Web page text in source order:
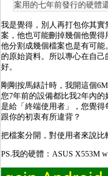
案用的七年前發行的硬體
我是覺得，別人再打包你其
案，他也可能刪掉幾個他覺
他分割成幾個檔案也是有可
的原始資料。所以專心在自
好。
剛剛按馬錶計時，我開這個
您7年前的設備都比我2年內
是給「終端使用者」，您覺
跟你的初衷有所違背？
把檔案分開，對使用者來說比
PS.我的硬體：ASUS X553M